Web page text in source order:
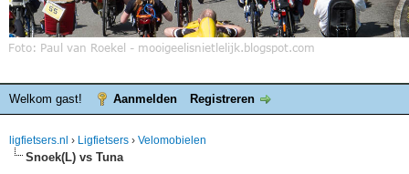
Welkom gast! Aanmelden Registreren
ligfietsers.nl › Ligfietsers › Velomobielen
Snoek(L) vs Tuna